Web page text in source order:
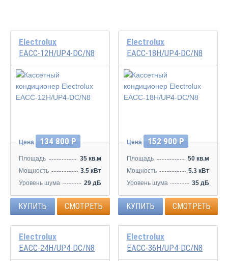
Electrolux
EACC-12H/UP4-DC/N8
Инвертор
Цена 134 800 Р
Площадь
35 кв.м
Мощность
3.5 кВт
Уровень шума
29 дБ
КУПИТЬ СМОТРЕТЬ
Electrolux
EACC-18H/UP4-DC/N8
Инвертор
Цена 152 900 Р
Площадь
50 кв.м
Мощность
5.3 кВт
Уровень шума
35 дБ
КУПИТЬ СМОТРЕТЬ
Electrolux
EACC-24H/UP4-DC/N8
Electrolux
EACC-36H/UP4-DC/N8